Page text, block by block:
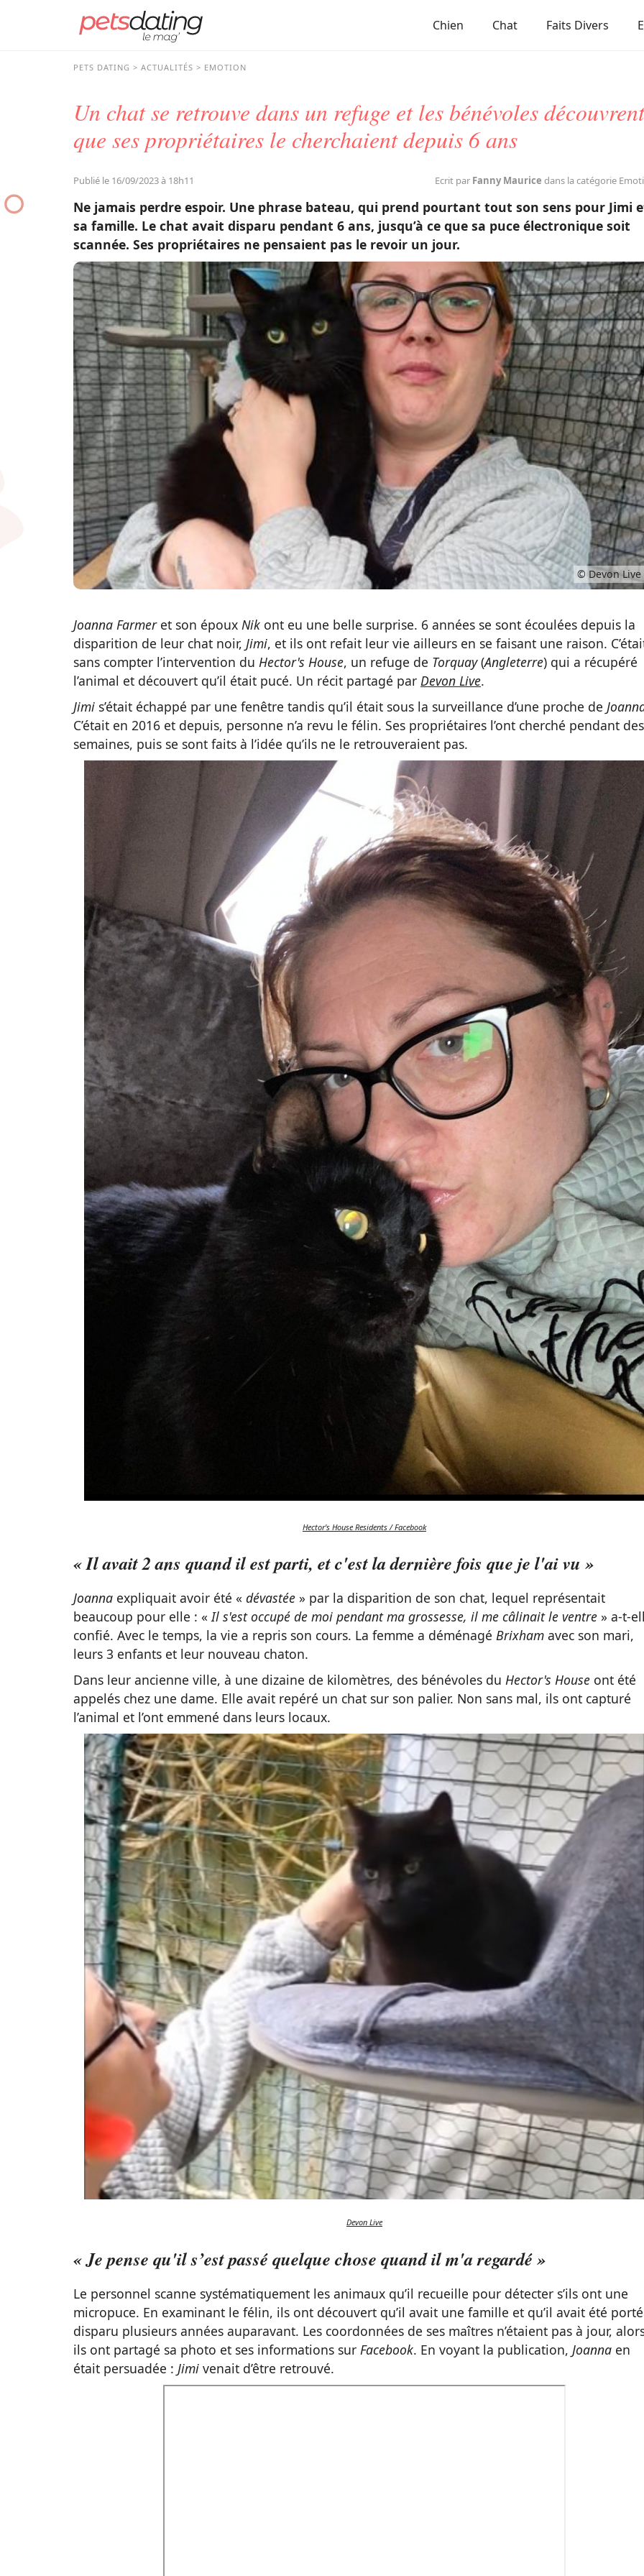
Chien Chat Faits Divers
PETS DATING ACTUALITÉS EMOTION
Un chat se retrouve dans un refuge et les bénévoles découvrent
que ses propriétaires le cherchaient depuis 6 ans
Publié le 16/09/2023 à 18h11 Ecrit par Fanny Maurice dans la catégorie
Ne jamais perdre espoir. Une phrase bateau, qui prend pourtant tout son sens pour Jimi
sa famille. Le chat avait disparu pendant 6 ans, jusqu’à ce que sa puce électronique soit
scannée. Ses propriétaires ne pensaient pas le revoir un jour.
© Devon Live
Joanna Farmeret son époux Nik ont eu une belle surprise. 6 années se sont écoulées depuis la
disparition de leur chat noir, Jimi, et ils ont refait leur vie ailleurs en se faisant une raison.
sans compter l’intervention du Hector's House, un refuge de Torquay(Angleterre) qui a récupéré
l’animal et découvert qu’il était pucé. Un récit partagé par Devon Live.
Jimi s’était échappé par une fenêtre tandis qu’il était sous la surveillance d’une proche de
C’était en 2016 et depuis, personne n’a revu le félin. Ses propriétaires l’ont cherché pendant des
semaines, puis se sont faits à l’idée qu’ils ne le retrouveraient pas.
Hector's House Residents / Facebook
« Il avait 2 ans quand il est parti, et c'est la dernière fois que je l'ai vu »
Joanna expliquait avoir été « dévastée » par la disparition de son chat, lequel représentait
beaucoup pour elle : « Il s'est occupé de moi pendant ma grossesse, il me câlinait le ventre » a-t-
confié. Avec le temps, la vie a repris son cours. La femme a déménagé Brixham avec son mari,
leurs 3 enfants et leur nouveau chaton.
Dans leur ancienne ville, à une dizaine de kilomètres, des bénévoles du Hector's House ont été
appelés chez une dame. Elle avait repéré un chat sur son palier. Non sans mal, ils ont capturé
l’animal et l’ont emmené dans leurs locaux.
Devon Live
« Je pense qu'il s’est passé quelque chose quand il m'a regardé »
Le personnel scanne systématiquement les animaux qu’il recueille pour détecter s’ils ont une
micropuce. En examinant le félin, ils ont découvert qu’il avait une famille et qu’il avait été porté
disparu plusieurs années auparavant. Les coordonnées de ses maîtres n’étaient pas à jour,
ils ont partagé sa photo et ses informations sur Facebook. En voyant la publication, Joanna en
était persuadée : Jimi venait d’être retrouvé.